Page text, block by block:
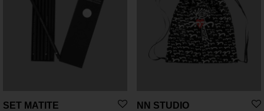
SET MATITE
NN STUDIO